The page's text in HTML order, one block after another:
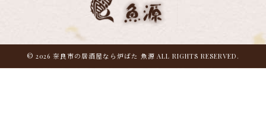
© 2026 奈良市の居酒屋なら炉ばた 魚源 ALL RIGHTS RESERVED.